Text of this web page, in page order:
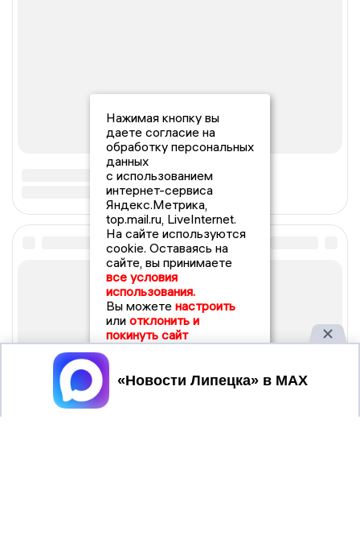
Нажимая кнопку вы
даете согласие на
обработку персональных
данных
с использованием
интернет-сервиса
Яндекс.Метрика,
top.mail.ru, LiveInternet.
На сайте используются
cookie. Оставаясь на
сайте, вы принимаете
все условия
использования.
Вы можете настроить
или отклонить и
покинуть сайт
Принять